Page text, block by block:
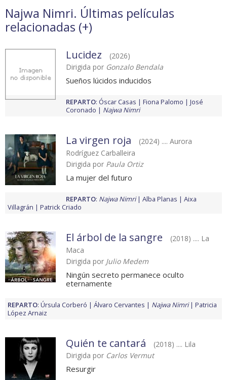
Najwa Nimri. Últimas películas
relacionadas (+)
Lucidez
(2026)
Dirigida por Gonzalo Bendala
Sueños lúcidos inducidos
REPARTO: Óscar Casas Fiona Palomo
José
Coronado
Najwa Nimri
La virgen roja
(2024) .... Aurora
Rodríguez Carballeira
Dirigida por Paula Ortiz
La mujer del futuro
REPARTO: Najwa Nimri Alba Planas
Aixa
Villagrán
Patrick Criado
El árbol de la sangre
(2018) .... La
Maca
Dirigida por Julio Medem
Ningún secreto permanece oculto
eternamente
REPARTO: Úrsula Corberó Álvaro Cervantes Najwa Nimri
Patricia
López Arnaiz
Quién te cantará
(2018) .... Lila
Dirigida por Carlos Vermut
Resurgir